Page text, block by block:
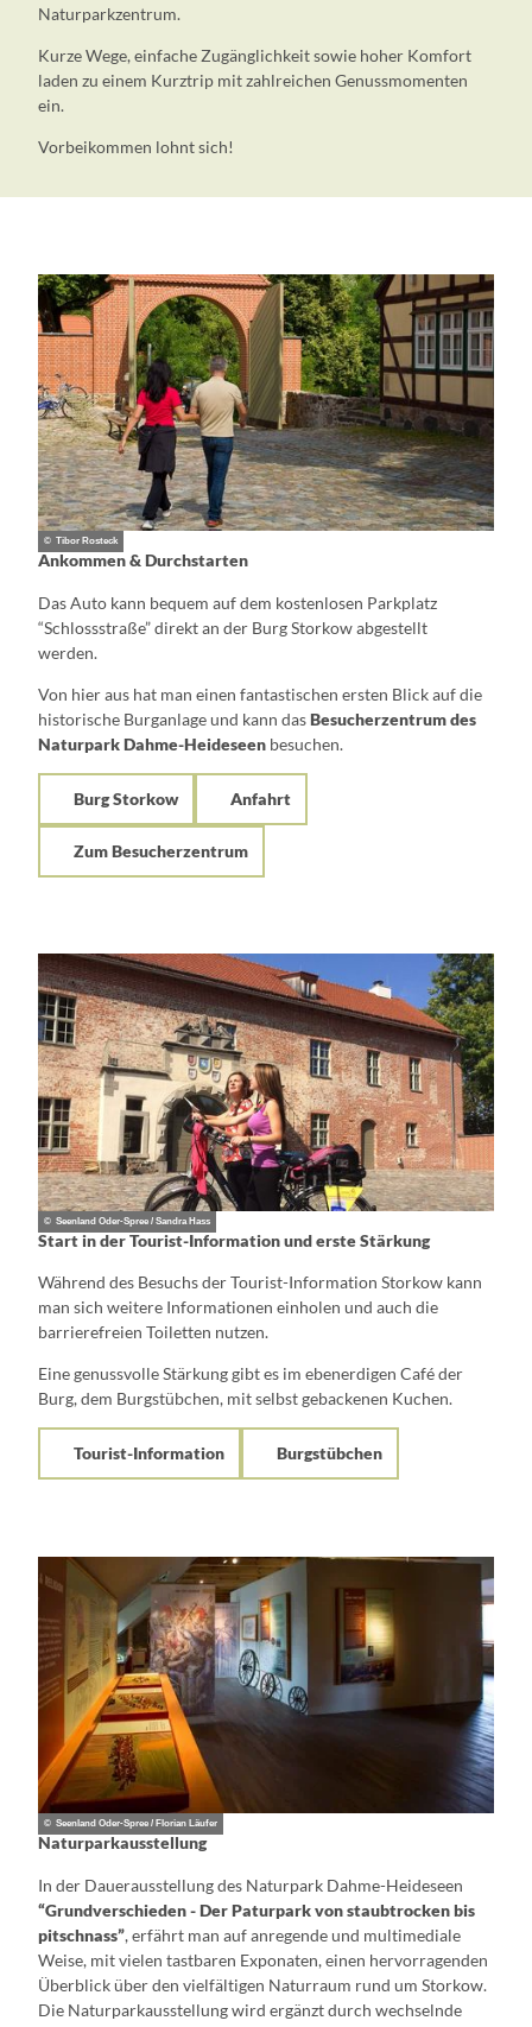
Naturparkzentrum.
Kurze Wege, einfache Zugänglichkeit sowie hoher Komfort
laden zu einem Kurztrip mit zahlreichen Genussmomenten
ein.
Vorbeikommen lohnt sich!
© Tibor Rosteck
Ankommen & Durchstarten
Das Auto kann bequem auf dem kostenlosen Parkplatz
“Schlossstraße” direkt an der Burg Storkow abgestellt
werden.
Von hier aus hat man einen fantastischen ersten Blick auf die
historische Burganlage und kann dasBesucherzentrum des
Naturpark Dahme-Heideseen besuchen.
Burg Storkow Anfahrt
Zum Besucherzentrum
© Seenland Oder-Spree / Sandra Hass
Start in der Tourist-Information und erste Stärkung
Während des Besuchs der Tourist-Information Storkow kann
man sich weitere Informationen einholen und auch die
barrierefreien Toiletten nutzen.
Eine genussvolle Stärkung gibt es im ebenerdigen Café der
Burg, dem Burgstübchen, mit selbst gebackenen Kuchen.
Tourist-Information Burgstübchen
© Seenland Oder-Spree / Florian Läufer
Naturparkausstellung
In der Dauerausstellung des Naturpark Dahme-Heideseen
“Grundverschieden - Der Paturpark von staubtrocken bis
pitschnass”, erfährt man auf anregende und multimediale
Weise, mit vielen tastbaren Exponaten, einen hervorragenden
Überblick über den vielfältigen Naturraum rund um Storkow.
Die Naturparkausstellung wird ergänzt durch wechselnde